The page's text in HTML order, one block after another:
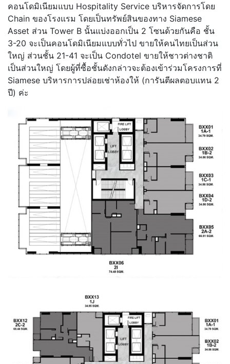
คอนโดมิเนียมแบบ Hospitality Service บริหารจัดการโดย
Chain ของโรงแรม โดยเป็นทรัพย์สินของทาง Siamese
Asset ส่วน Tower B นั้นแบ่งออกเป็น 2 โซนด้วยกันคือ ชั้น
3-20 จะเป็นคอนโดมิเนียมแบบทั่วไป ขายให้คนไทยเป็นส่วน
ใหญ่ ส่วนชั้น 21-41 จะเป็น Condotel ขายให้ชาวต่างชาติ
เป็นส่วนใหญ่ โดยผู้ที่ซื้อชั้นดังกล่าวจะต้องเข้าร่วมโครงการที่
Siamese บริหารการปล่อยเช่าห้องให้ (การันตีผลตอบแทน 2
ปี) ค่ะ